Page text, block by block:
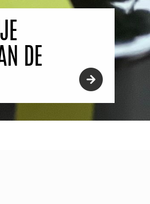
DE